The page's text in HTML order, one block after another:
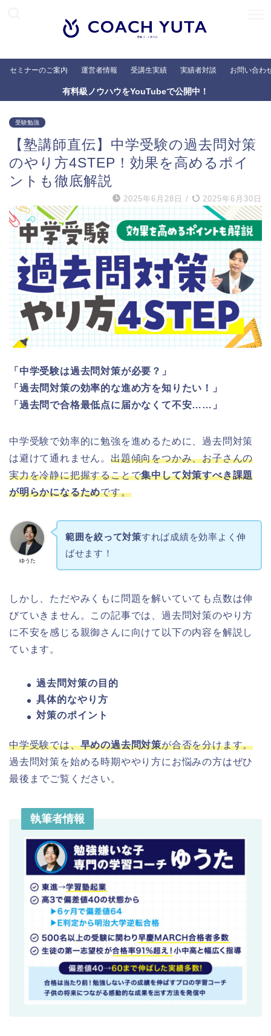
セミナーのご案内 運営者情報 受講生実績 実績者対談 お問い合わ
有料級ノウハウをYouTubeで公開中！
受験勉強
【塾講師直伝】中学受験の過去問対策
のやり方4STEP！効果を高めるポイ
ントも徹底解説
2025年6月28日 / 2025年6月30日
「中学受験は過去問対策が必要？」
「過去問対策の効率的な進め方を知りたい！」
「過去問で合格最低点に届かなくて不安……」
中学受験で効率的に勉強を進めるために、過去問対策
は避けて通れません。 出題傾向をつかみ、お子さんの
実力を冷静に把握することで集中して対策すべき課題
が明らかになるためです。
ゆうた
範囲を絞って対策すれば成績を効率よく伸
ばせます！
しかし、ただやみくもに問題を解いていても点数は伸
びていきません。この記事では、過去問対策のやり方
に不安を感じる親御さんに向けて以下の内容を解説し
ています。
過去問対策の目的
具体的なやり方
対策のポイント
中学受験では、早めの過去問対策が合否を分けます。
過去問対策を始める時期ややり方にお悩みの方はぜひ
最後までご覧ください。
執筆者情報